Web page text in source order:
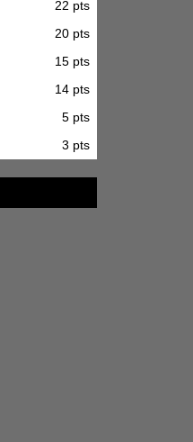
22 pts
20 pts
15 pts
14 pts
5 pts
3 pts